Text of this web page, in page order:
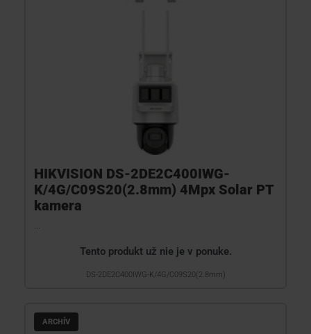
HIKVISION DS-2DE2C400IWG-
K/4G/C09S20(2.8mm) 4Mpx Solar PT
kamera
Tento produkt už nie je v ponuke.
DS-2DE2C400IWG-K/4G/C09S20(2.8mm)
ARCHÍV